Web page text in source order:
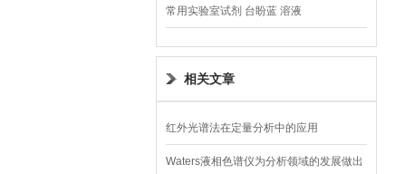
菌
常用实验室试剂 台盼蓝 溶液
相关文章
红外光谱法在定量分析中的应用
Waters液相色谱仪为分析领域的发展做出